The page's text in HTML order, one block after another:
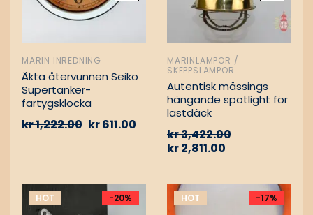
MARIN INREDNING
Äkta återvunnen Seiko
Supertanker-
fartygsklocka
kr1,222.00 kr611.00
MARINLAMPOR /
SKEPPSLAMPOR
Autentisk mässings
hängande spotlight för
lastdäck
kr3,422.00
kr2,811.00
HOT -20% HOT -17%